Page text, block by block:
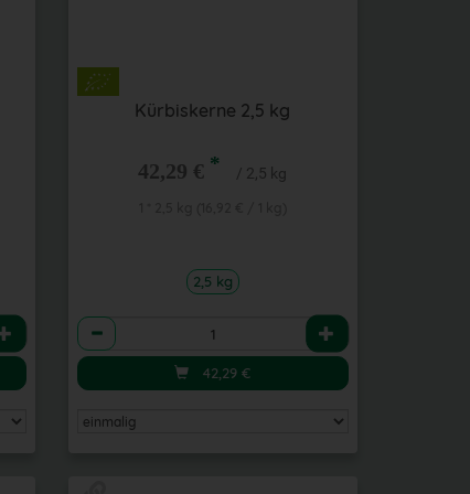
Kürbiskerne 2,5 kg
42,29 € * / 2,5 kg
2,5 kg
Anzahl
42,29€